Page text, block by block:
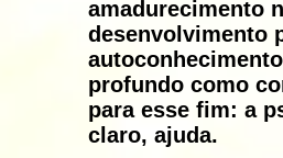
amadurecimento
desenvolvimento
profundo como
para esse fim: a
claro, ajuda.